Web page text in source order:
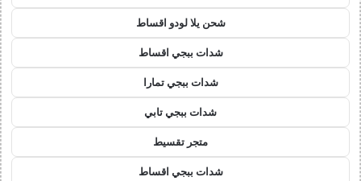
شحن يلا لودو اقساط
شدات ببجي اقساط
شدات ببجي تمارا
شدات ببجي تابي
متجر تقسيط
شدات ببجي اقساط